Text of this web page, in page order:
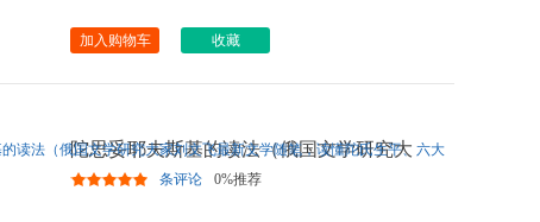
加入购物车 收藏
陀思妥耶夫斯基的读法（俄国文学研究大
家刘文飞最新文学随笔，读
条评论 0%推荐